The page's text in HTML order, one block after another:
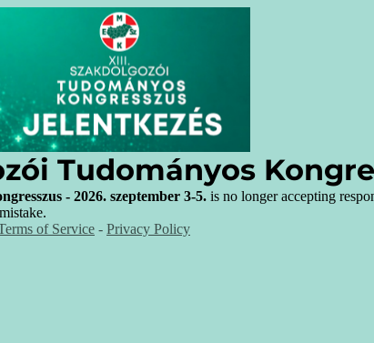
Tudományos
- 2026. szeptember 3-5. is no longer accepting
of Service - Privacy Policy